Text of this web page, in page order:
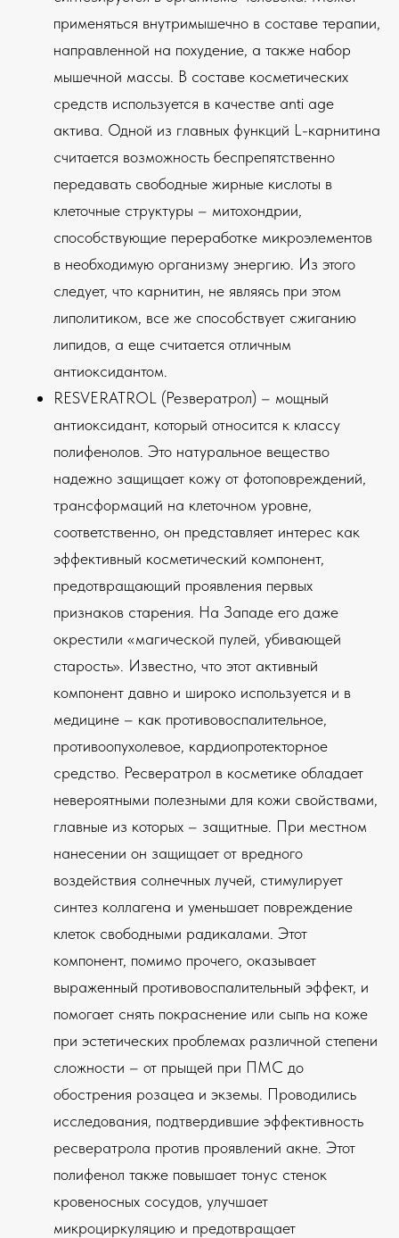
применяться внутримышечно в составе терапии,
направленной на похудение, а также набор
мышечной массы. В составе косметических
средств используется в качестве anti age
актива. Одной из главных функций L-карнитина
считается возможность беспрепятственно
передавать свободные жирные кислоты в
клеточные структуры – митохондрии,
способствующие переработке микроэлементов
в необходимую организму энергию. Из этого
следует, что карнитин, не являясь при этом
липолитиком, все же способствует сжиганию
липидов, а еще считается отличным
антиоксидантом.
RESVERATROL (Резвератрол) – мощный
антиоксидант, который относится к классу
полифенолов. Это натуральное вещество
надежно защищает кожу от фотоповреждений,
трансформаций на клеточном уровне,
соответственно, он представляет интерес как
эффективный косметический компонент,
предотвращающий проявления первых
признаков старения. На Западе его даже
окрестили «магической пулей, убивающей
старость». Известно, что этот активный
компонент давно и широко используется и в
медицине – как противовоспалительное,
противоопухолевое, кардиопротекторное
средство. Ресвератрол в косметике обладает
невероятными полезными для кожи свойствами,
главные из которых – защитные. При местном
нанесении он защищает от вредного
воздействия солнечных лучей, стимулирует
синтез коллагена и уменьшает повреждение
клеток свободными радикалами. Этот
компонент, помимо прочего, оказывает
выраженный противовоспалительный эффект, и
помогает снять покраснение или сыпь на коже
при эстетических проблемах различной степени
сложности – от прыщей при ПМС до
обострения розацеа и экземы. Проводились
исследования, подтвердившие эффективность
ресвератрола против проявлений акне. Этот
полифенол также повышает тонус стенок
кровеносных сосудов, улучшает
микроциркуляцию и предотвращает